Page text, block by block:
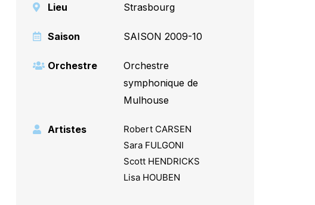
Lieu Strasbourg
Saison SAISON 2009-10
Orchestre
Orchestre
symphonique de
Mulhouse
Artistes
Robert CARSEN
Sara FULGONI
Scott HENDRICKS
Lisa HOUBEN